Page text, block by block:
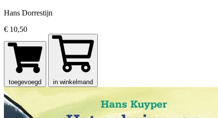
Hans Dorrestijn
€ 10,50
toegevoegd in winkelmand